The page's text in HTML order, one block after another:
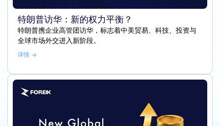
特朗普访华：新的权力平衡？
特朗普携企业高管团访华，标志着中美贸易、科技、投资与
全球市场外交进入新阶段。
详情